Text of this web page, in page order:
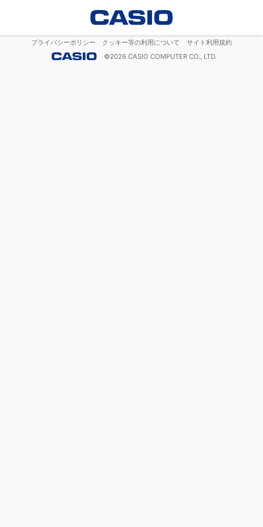
プライバシーポリシー クッキー等の利用について
サイト利用規約
©2026 CASIO COMPUTER CO., LTD.